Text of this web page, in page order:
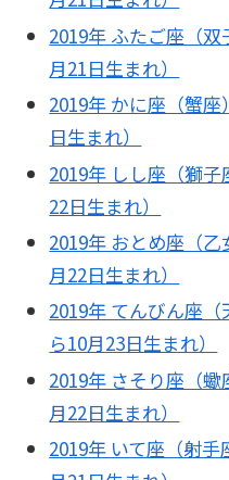
2019年 ふたご座（
月21日生まれ）
2019年 かに座（蟹
日生まれ）
2019年 しし座（獅
22日生まれ）
2019年 おとめ座（
月22日生まれ）
2019年 てんびん座
ら10月23日生まれ）
2019年 さそり座（
月22日生まれ）
2019年 いて座（射